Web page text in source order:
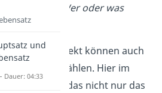
schläft. → Wer oder was
schläft? →
Zum Subjekt können auch
zählen. Hier im
Beispiel ist das nicht nur das
und
Dauer: 04:33